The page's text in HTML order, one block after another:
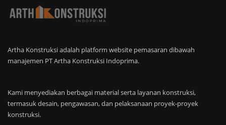
Artha Konstruksi adalah platform website pemasaran dibawah
manajemen PT Artha Konstruksi Indoprima.
Kami menyediakan berbagai material serta layanan konstruksi,
termasuk desain, pengawasan, dan pelaksanaan proyek-proyek
konstruksi.